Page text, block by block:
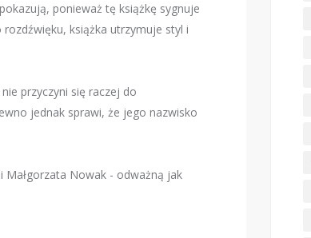
ponieważ tę książkę sygnuje
książka utrzymuje styl i
przyczyni się raczej do
jednak sprawi, że jego nazwisko
Małgorzata Nowak - odważną jak